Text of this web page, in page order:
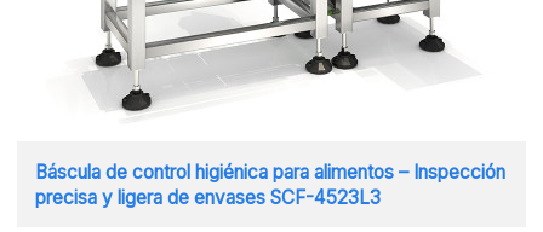
Báscula de control higiénica para alimentos – Inspección
precisa y ligera de envases SCF-4523L3